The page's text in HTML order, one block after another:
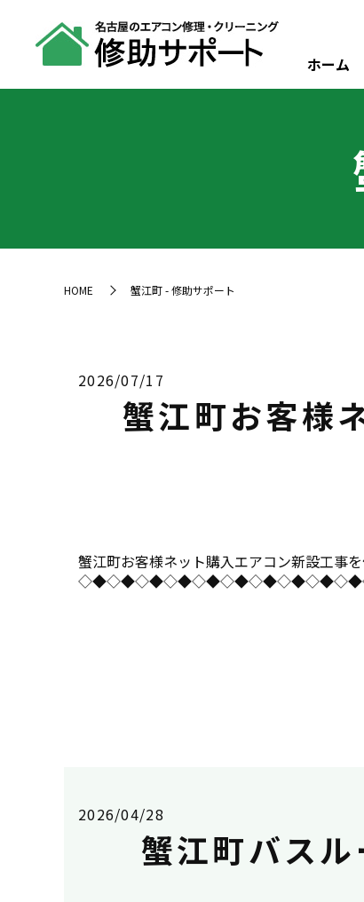
ホーム
HOME 蟹江町 - 修助サポート
2026/07/17
蟹江町お客様
蟹江町お客様ネット購入エアコン新設工事
2026/04/28
蟹江町バス